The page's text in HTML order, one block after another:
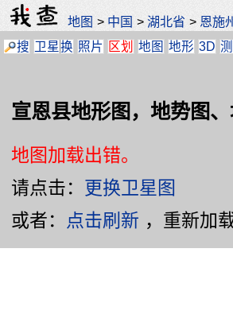
地图 > 中国 >湖北省 > 恩施
搜 卫星换 照片 区划 地图 地形 3D
宣恩县地形图，地势图
地图加载出错。
请点击： 更换卫星图
或者： 点击刷新 ，重新加载